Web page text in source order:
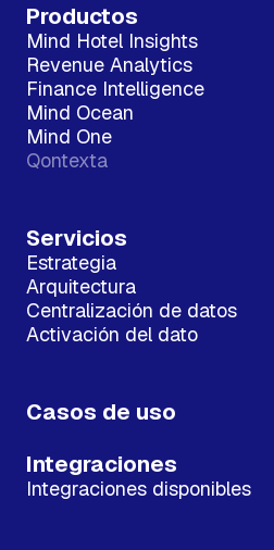
Productos
Mind Hotel Insights
Revenue Analytics
Finance Intelligence
Mind Ocean
Mind One
Qontexta
Servicios
Estrategia
Arquitectura
Centralización de datos
Activación del dato
Casos de uso
Integraciones
Integraciones disponibles